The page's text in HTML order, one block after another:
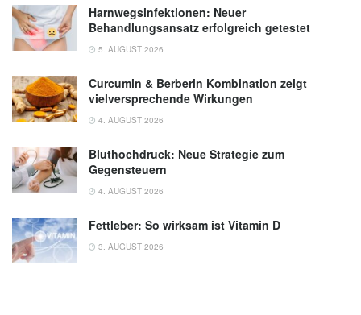
Harnwegsinfektionen: Neuer
Behandlungsansatz erfolgreich getestet
5. AUGUST 2026
Curcumin & Berberin Kombination zeigt
vielversprechende Wirkungen
4. AUGUST 2026
Bluthochdruck: Neue Strategie zum
Gegensteuern
4. AUGUST 2026
Fettleber: So wirksam ist Vitamin D
3. AUGUST 2026